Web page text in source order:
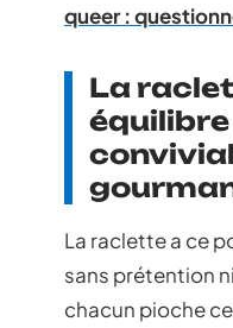
queer :
La
La raclette a ce
sans prétention
chacun pioche ce